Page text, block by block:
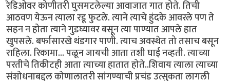
रेडिओवर कोणीतरी घुसमटलेल्या आवाजात गात होते. तिची
आठवण येऊन त्याला रडू फुटले. त्याने त्याचे हुंदके आवरले पण ते
सहन न होता त्याने गुडघ्यावर बसून त्या पाण्यात आपले हात
खुपसले. बर्फासारखे थंडगार पाणी. त्याच अवस्थेत तो तसाच बसून
राहिला. रिकामा... पळून जायची आता तशी घाई नव्हती. त्याच्या
परतीचे तिकीटही आता त्याच्या हातात होते..शिवाय त्याला त्याच्या
संशोधनाबद्दल कोणालातरी सांगण्याची प्रचंड उत्सुकता लागली